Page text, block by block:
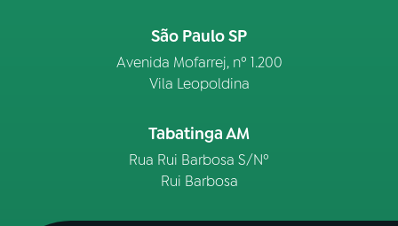
São Paulo SP
Avenida Mofarrej, nº 1.200
Vila Leopoldina
Tabatinga AM
Rua Rui Barbosa S/Nº
Rui Barbosa